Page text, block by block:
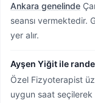
Ankara genelinde
seansı vermektedir.
yer alır.
Ayşen Yiğit ile
Özel Fizyoterapist
uygun saat